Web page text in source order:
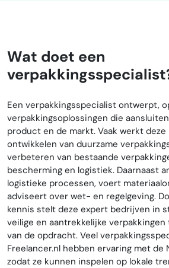
Wat doet een
Een verpakkingsspecialist ontwerpt,
verpakkingsoplossingen die
product en de markt. Vaak werkt
ontwikkelen van duurzame
verbeteren van bestaande
bescherming en logistiek. Daarnaast
logistieke processen, voert
adviseert over wet- en regelgeving.
kennis stelt deze expert bedrijven in
veilige en aantrekkelijke
van de opdracht. Veel
Freelancer.nl hebben ervaring met de
zodat ze kunnen inspelen op lokale